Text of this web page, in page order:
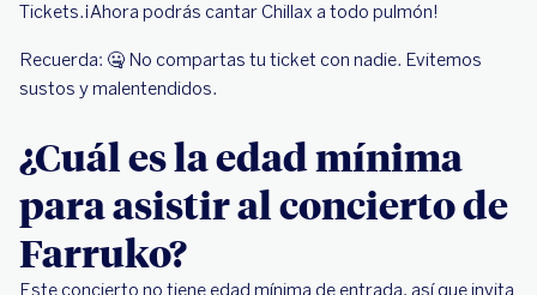
Tickets.¡Ahora podrás cantar Chillax a todo pulmón!
Recuerda: 🤐 No compartas tu ticket con nadie. Evitemos
sustos y malentendidos.
¿Cuál es la edad mínima
para asistir al concierto de
Farruko?
Este concierto no tiene edad mínima de entrada, así que invita